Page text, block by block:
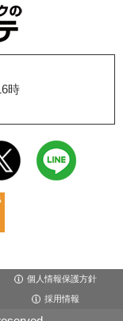
時
個人情報保護方針
採用情報